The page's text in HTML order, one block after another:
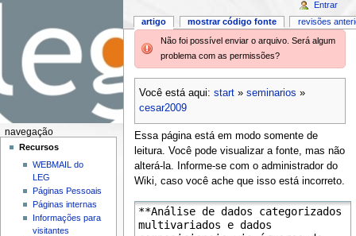
Não foi possível enviar o arquivo. Será algum
problema com as permissões?
Você está aqui: start» seminarios »
cesar2009
Essa página está em modo somente de
leitura. Você pode visualizar a fonte, mas não
alterá-la. Informe-se com o administrador do
Wiki, caso você ache que isso está incorreto.
artigo mostrar código fonte revisões
Entrar
navegação
Recursos
WEBMAIL do
LEG
Páginas Pessoais
Páginas internas
Informações para
visitantes